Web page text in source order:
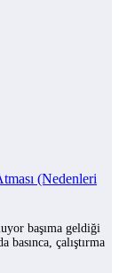
(Nedenleri
başıma geldiği
basınca, çalıştırma